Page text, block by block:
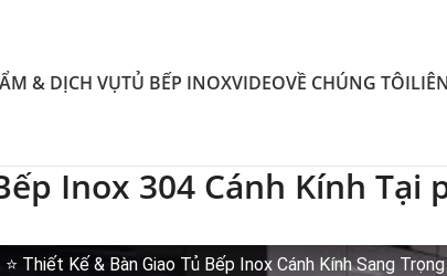
& DỊCH VỤTỦ BẾP INOXVIDEOVỀ CHÚNG TÔI
Inox 304 Cánh Kính Tại
⭐ Thiết Kế & Bàn Giao Tủ Bếp Inox Cánh Kính Sang